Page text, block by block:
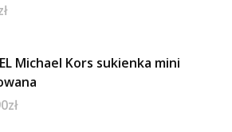
Michael Kors sukienka mini
zł